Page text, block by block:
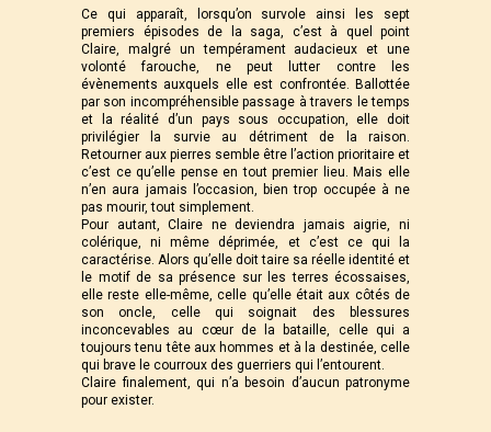
Ce qui apparaît, lorsqu’on survole ainsi les sept
premiers épisodes de la saga, c’est à quel point
Claire, malgré un tempérament audacieux et une
volonté farouche, ne peut lutter contre les
évènements auxquels elle est confrontée. Ballottée
par son incompréhensible passage à travers le temps
et la réalité d’un pays sous occupation, elle doit
privilégier la survie au détriment de la raison.
Retourner aux pierres semble être l’action prioritaire et
c’est ce qu’elle pense en tout premier lieu. Mais elle
n’en aura jamais l’occasion, bien trop occupée à ne
pas mourir, tout simplement.
Pour autant, Claire ne deviendra jamais aigrie, ni
colérique, ni même déprimée, et c’est ce qui la
caractérise. Alors qu’elle doit taire sa réelle identité et
le motif de sa présence sur les terres écossaises,
elle reste elle-même, celle qu’elle était aux côtés de
son oncle, celle qui soignait des blessures
inconcevables au cœur de la bataille, celle qui a
toujours tenu tête aux hommes et à la destinée, celle
qui brave le courroux des guerriers qui l’entourent.
Claire finalement, qui n’a besoin d’aucun patronyme
pour exister.